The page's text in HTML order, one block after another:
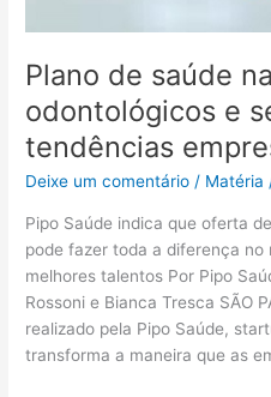
Plano de saúde
odontológicos e
tendências
Deixe um comentário / Matéria
Pipo Saúde indica que oferta
pode fazer toda a diferença
melhores talentos Por Pipo
Rossoni e Bianca Tresca SÃO
realizado pela Pipo Saúde,
transforma a maneira que as
empresariais
2022